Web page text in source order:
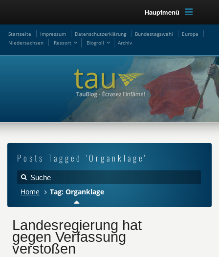
Hauptmenü
Startseite Impressum Datenschutzerklärung Bundestagswahl
Europa
Niedersachsen
Ressort Blogroll Archiv
Posts Tagged 'Organklage'
Home Tag: Organklage
Landesregierung hat
gegen Verfassung
verstoßen